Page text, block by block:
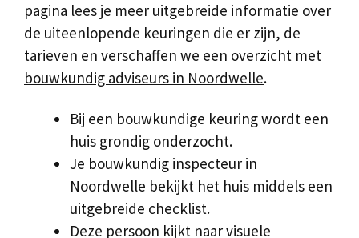
pagina lees je meer uitgebreide informatie over
de uiteenlopende keuringen die er zijn, de
tarieven en verschaffen we een overzicht met
bouwkundig adviseurs in Noordwelle.
Bij een bouwkundige keuring wordt een
huis grondig onderzocht.
Je bouwkundig inspecteur in
Noordwelle bekijkt het huis middels een
uitgebreide checklist.
Deze persoon kijkt naar visuele